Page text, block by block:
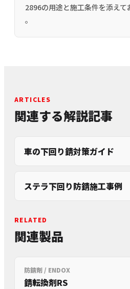
2896の用途と施工条件を添え
。
ARTICLES
関連する解説記事
車の下回り錆対策ガイド
ステラ下回り防錆施工事例
RELATED
関連製品
防錆剤 / ENDOX
錆転換剤RS